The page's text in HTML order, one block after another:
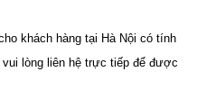
khách hàng tại Hà Nội có tính
lòng liên hệ trực tiếp để được